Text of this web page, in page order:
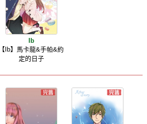
Ib
【Ib】馬卡龍&手帕&約
定的日子